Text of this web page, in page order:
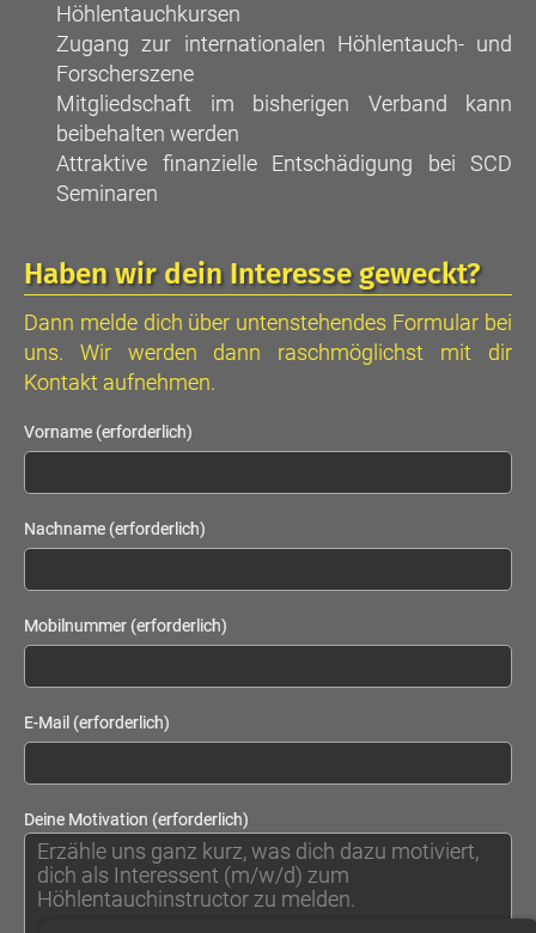
Höhlentauchkursen
Zugang zur internationalen Höhlentauch- und
Forscherszene
Mitgliedschaft im bisherigen Verband kann
beibehalten werden
Attraktive finanzielle Entschädigung bei SCD
Seminaren
Haben wir dein Interesse geweckt?
Dann melde dich über untenstehendes Formular bei
uns. Wir werden dann raschmöglichst mit dir
Kontakt aufnehmen.
Vorname (erforderlich)
Nachname (erforderlich)
Mobilnummer (erforderlich)
E-Mail (erforderlich)
Deine Motivation (erforderlich)